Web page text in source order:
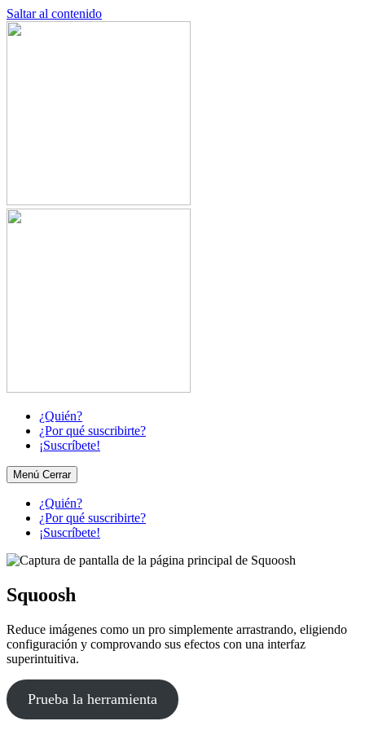
Saltar al contenido
¿Quién?
¿Por qué suscribirte?
¡Suscríbete!
Menú Cerrar
¿Quién?
¿Por qué suscribirte?
¡Suscríbete!
Squoosh
Reduce imágenes como un pro simplemente arrastrando, eligiendo
configuración y comprovando sus efectos con una interfaz
superintuitiva.
Prueba la herramienta